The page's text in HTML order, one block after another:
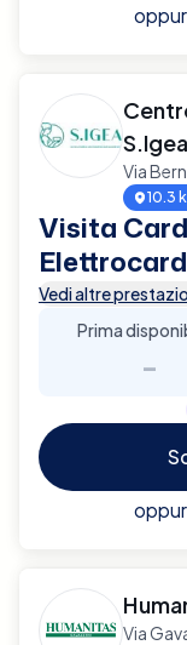
S.Igea
Via
10.3
Visita
Vedi altre
Prima
-
Via